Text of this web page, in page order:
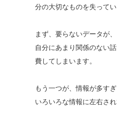
分の大切なものを失って
まず、要らないデータが
自分にあまり関係のない
費してしまいます。
もう一つが、情報が多す
いろいろな情報に左右さ